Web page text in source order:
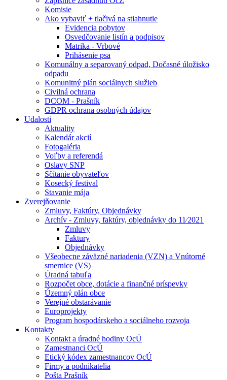
Komisie
Ako vybaviť + tlačivá na stiahnutie
Evidencia pobytov
Osvedčovanie listín a podpisov
Matrika - Vrbové
Prihásenie psa
Komunálny a separovaný odpad, Dočasné úložisko
odpadu
Komunitný plán sociálnych služieb
Civilná ochrana
DCOM - Prašník
GDPR ochrana osobných údajov
Udalosti
Aktuality
Kalendár akcií
Fotogaléria
Voľby a referendá
Oslavy SNP
Sčítanie obyvateľov
Kosecký festival
Stavanie mája
Zverejňovanie
Zmluvy, Faktúry, Objednávky
Archív - Zmluvy, faktúry, objednávky do 11⁄2021
Zmluvy
Faktury
Objednávky
Všeobecne záväzné nariadenia (VZN) a Vnútorné
smernice (VS)
Úradná tabuľa
Rozpočet obce, dotácie a finančné príspevky
Územný plán obce
Verejné obstarávanie
Europrojekty
Program hospodárskeho a sociálneho rozvoja
Kontakty
Kontakt a úradné hodiny OcÚ
Zamestnanci OcÚ
Etický kódex zamestnancov OcÚ
Firmy a podnikatelia
Pošta Prašník